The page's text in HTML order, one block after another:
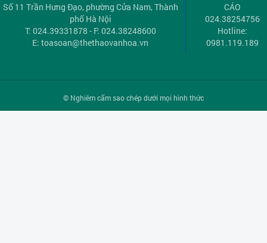
Số 11 Trần Hưng Đạo, phường Cửa Nam, Thành
phố Hà Nội
T: 024.39331878 - F: 024.38248600
E:toasoan@thethaovanhoa.vn
CÁO
024.38254756
Hotline:
0981.119.189
© Nghiêm cấm sao chép dưới mọi hình thức